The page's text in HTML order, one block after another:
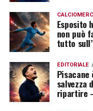
Esposito
non può
tutto
EDITORIALE
salvezza
ripartire